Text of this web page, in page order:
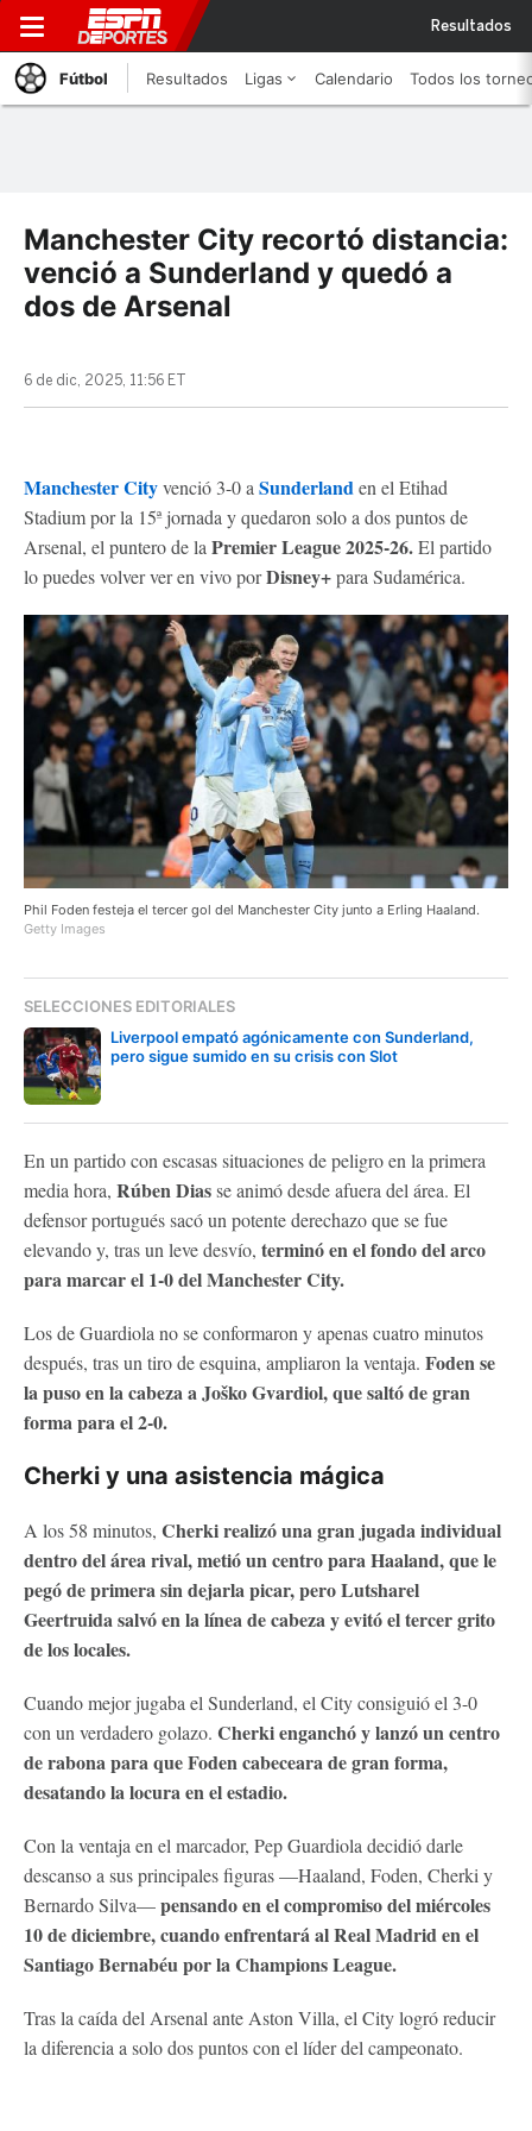
Resultados
Fútbol Resultados Ligas Calendario Todos los
Manchester City recortó distancia:
venció a Sunderland y quedó a
dos de Arsenal
6 de dic, 2025, 11:56 ET
Manchester Cityvenció 3-0 a Sunderlanden el Etihad
Stadium por la 15ª jornada y quedaron solo a dos puntos de
Arsenal, el puntero de la Premier League 2025-26.El partido
lo puedes volver ver en vivo porDisney+para Sudamérica.
Phil Foden festeja el tercer gol del Manchester City junto a Erling Haaland.
Getty Images
SELECCIONES EDITORIALES
Liverpool empató agónicamente con Sunderland,
pero sigue sumido en su crisis con Slot
En un partido con escasas situaciones de peligro en la primera
media hora, Rúben Diasse animó desde afuera del área. El
defensor portugués sacó un potente derechazo que se fue
elevando y, tras un leve desvío, terminó en el fondo del arco
para marcar el 1-0 del Manchester City.
Los de Guardiola no se conformaron y apenas cuatro minutos
después, tras un tiro de esquina, ampliaron la ventaja. Foden se
la puso en la cabeza a Joško Gvardiol, que saltó de gran
forma para el 2-0.
Cherki y una asistencia mágica
A los 58 minutos, Cherki realizó una gran jugada individual
dentro del área rival, metió un centro para Haaland, que le
pegó de primera sin dejarla picar, pero Lutsharel
Geertruida salvó en la línea de cabeza y evitó el tercer grito
de los locales.
Cuando mejor jugaba el Sunderland, el City consiguió el 3-0
con un verdadero golazo. Cherki enganchó y lanzó un centro
de rabona para que Foden cabeceara de gran forma,
desatando la locura en el estadio.
Con la ventaja en el marcador, Pep Guardiola decidió darle
descanso a sus principales figuras —Haaland, Foden, Cherki y
Bernardo Silva—pensando en el compromiso del miércoles
10 de diciembre, cuando enfrentará al Real Madrid en el
Santiago Bernabéu por la Champions League.
Tras la caída del Arsenal ante Aston Villa, el City logró reducir
la diferencia a solo dos puntos con el líder del campeonato.